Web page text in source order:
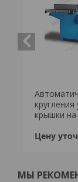
крышки на
Цену
МЫ